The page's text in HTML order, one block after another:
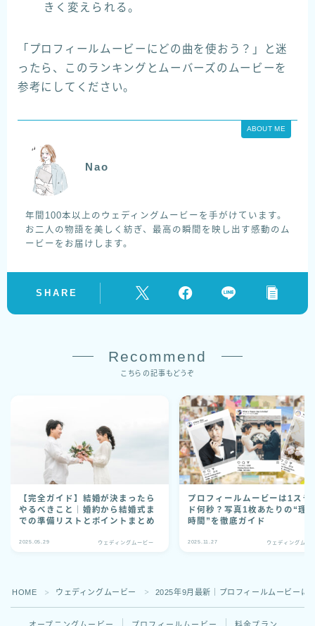
きく変えられる。
「プロフィールムービーにどの曲を使おう？」と迷
ったら、このランキングとムーバーズのムービーを
参考にしてください。
ABOUT ME
Nao
年間100本以上のウェディングムービーを手がけています。
お二人の物語を美しく紡ぎ、最高の瞬間を映し出す感動のム
ービーをお届けします。
SHARE
Recommend
こちらの記事もどうぞ
【完全ガイド】結婚が決まったら
やるべきこと｜婚約から結婚式ま
での準備リストとポイントまとめ
2025.05.29 ウェディングムービー
プロフィールムービーは1スラ
ド何秒？写真1枚あたりの“理
時間”を徹底ガイド
2025.11.27 ウェディングムー
HOME ＞ ウェディングムービー ＞ 2025年9月最新｜プロフィールムービーに